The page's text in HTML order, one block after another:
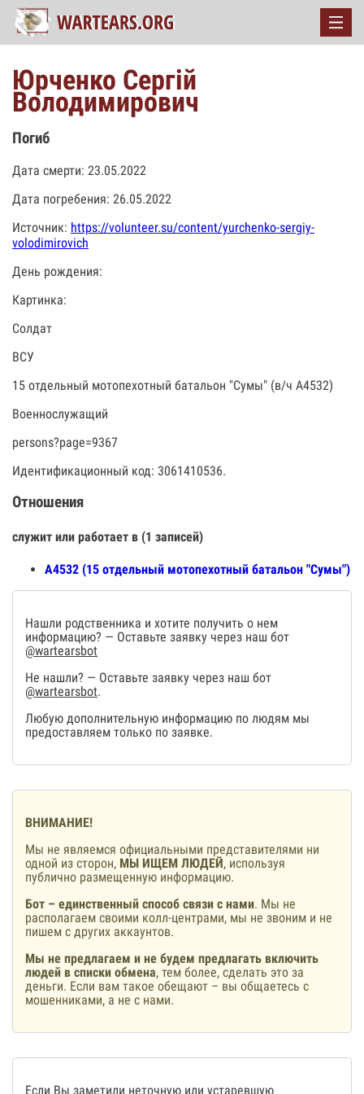
Юрченко Сергій
Володимирович
Погиб
Дата смерти: 23.05.2022
Дата погребения: 26.05.2022
Источник: https://volunteer.su/content/yurchenko-sergiy-
volodimirovich
День рождения:
Картинка:
Солдат
ВСУ
15 отдельный мотопехотный батальон "Сумы" (в/ч А4532)
Военнослужащий
persons?page=9367
Идентификационный код: 3061410536.
Отношения
служит или работает в (1 записей)
А4532 (15 отдельный мотопехотный батальон "Сумы")
Нашли родственника и хотите получить о нем
информацию? — Оставьте заявку через наш бот
@wartearsbot
Не нашли? — Оставьте заявку через наш бот
@wartearsbot.
Любую дополнительную информацию по людям мы
предоставляем только по заявке.
ВНИМАНИЕ!
Мы не являемся официальными представителями ни
одной из сторон, МЫ ИЩЕМ ЛЮДЕЙ, используя
публично размещенную информацию.
Бот – единственный способ связи с нами. Мы не
располагаем своими колл-центрами, мы не звоним и не
пишем с других аккаунтов.
Мы не предлагаем и не будем предлагать включить
людей в списки обмена, тем более, сделать это за
деньги. Если вам такое обещают – вы общаетесь с
мошенниками, а не с нами.
Если Вы заметили неточную или устаревшую